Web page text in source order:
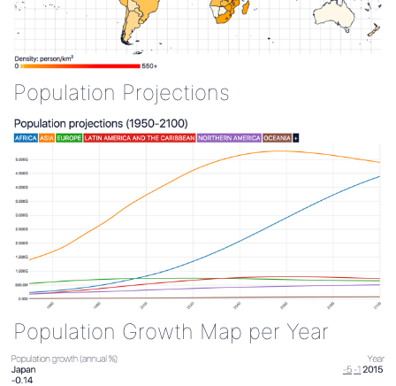
Population Projections
Population Growth Map per Year